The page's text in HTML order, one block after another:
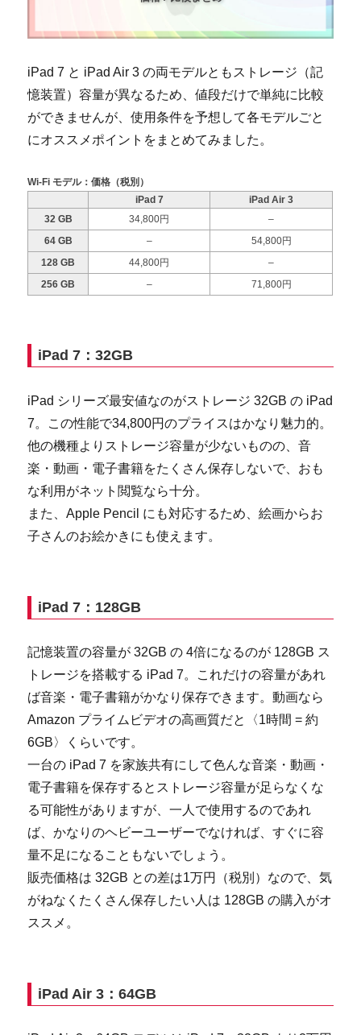
iPad 7 と iPad Air 3 の両モデルともストレージ（記
憶装置）容量が異なるため、値段だけで単純に比較
ができませんが、使用条件を予想して各モデルごと
にオススメポイントをまとめてみました。
Wi-Fi モデル：価格（税別）
iPad 7
iPad Air 3
32 GB
34,800円
–
64 GB
–
54,800円
128 GB
44,800円
–
256 GB
– 71,800円
iPad 7：32GB
iPad シリーズ最安値なのがストレージ 32GB の iPad
7。この性能で34,800円のプライスはかなり魅力的。
他の機種よりストレージ容量が少ないものの、音
楽・動画・電子書籍をたくさん保存しないで、おも
な利用がネット閲覧なら十分。
また、Apple Pencil にも対応するため、絵画からお
子さんのお絵かきにも使えます。
iPad 7：128GB
記憶装置の容量が 32GB の 4倍になるのが 128GB ス
トレージを搭載する iPad 7。これだけの容量があれ
ば音楽・電子書籍がかなり保存できます。動画なら
Amazon プライムビデオの高画質だと〈1時間 = 約
6GB〉くらいです。
一台の iPad 7 を家族共有にして色んな音楽・動画・
電子書籍を保存するとストレージ容量が足らなくな
る可能性がありますが、一人で使用するのであれ
ば、かなりのヘビーユーザーでなければ、すぐに容
量不足になることもないでしょう。
販売価格は 32GB との差は1万円（税別）なので、気
がねなくたくさん保存したい人は 128GB の購入がオ
ススメ。
iPad Air 3：64GB